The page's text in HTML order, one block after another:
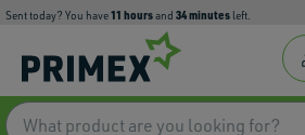
Sent today? You have11 hoursand 34minutes left.